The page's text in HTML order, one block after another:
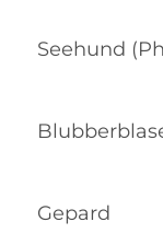
Seehund
Gepard